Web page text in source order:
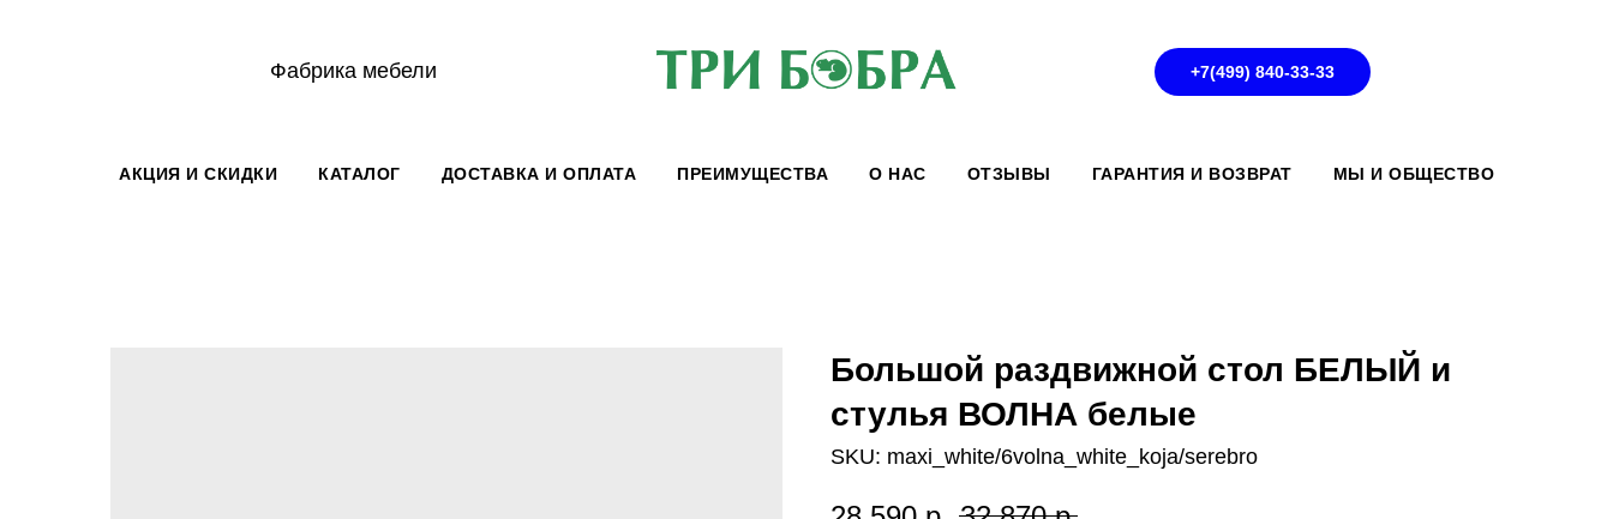
Фабрика мебели +7(499) 840-33-33
АКЦИЯ И СКИДКИ КАТАЛОГ ДОСТАВКА И ОПЛАТА ПРЕИМУЩЕСТВА О НАС ОТЗЫВЫ ГАРАНТИЯ И ВОЗВРАТ МЫ И ОБЩЕСТВО
Большой раздвижной стол БЕЛЫЙ и
стулья ВОЛНА белые
SKU: maxi_white/6volna_white_koja/serebro